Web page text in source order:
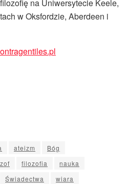
na Uniwersytecie Keele,
w Oksfordzie, Aberdeen i
ateizm
Bóg
filozofia
nauka
Świadectwa
wiara